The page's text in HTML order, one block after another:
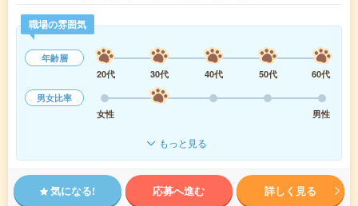
職場の雰囲気
年齢層
20代
30代 40代 50代
60代
男女比率
女性
男性
もっと見る
気になる! 応募へ進む 詳しく見る